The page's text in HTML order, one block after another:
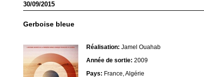
30/09/2015
Gerboise bleue
Réalisation: Jamel Ouahab
Année de sortie: 2009
Pays: France, Algérie